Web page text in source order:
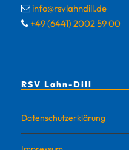
info@rsvlahndill.de
+49 (6441) 2002 59 00
RSV Lahn-Dill
Datenschutzerklärung